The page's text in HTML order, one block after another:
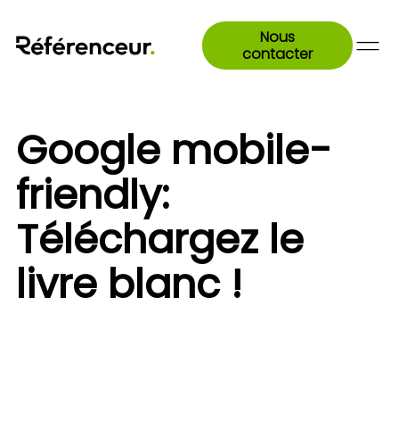
Nous
contacter
Google mobile-
friendly:
Téléchargez le
livre blanc !